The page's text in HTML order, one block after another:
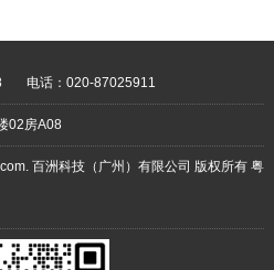
电话：020-87025911
02房A08
百洲科技（广州）有限公司 版权所有 粤